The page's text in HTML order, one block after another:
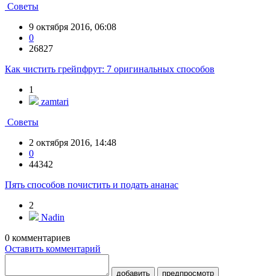
Советы
9 октября 2016, 06:08
0
26827
Как чистить грейпфрут: 7 оригинальных способов
1
zamtari
Советы
2 октября 2016, 14:48
0
44342
Пять способов почистить и подать ананас
2
Nadin
0 комментариев
Оставить комментарий
добавить предпросмотр